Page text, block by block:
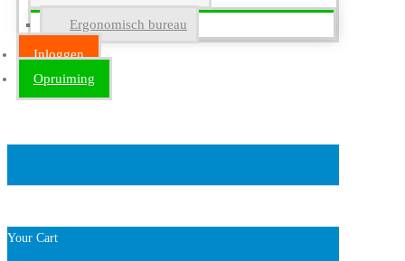
Ergonomisch bureau
Inloggen
Opruiming
Your Cart